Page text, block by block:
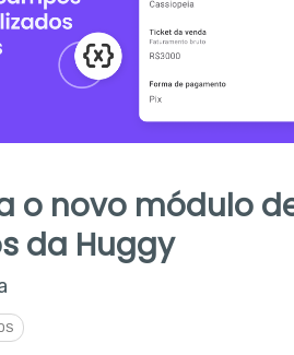
o novo módulo
da Huggy